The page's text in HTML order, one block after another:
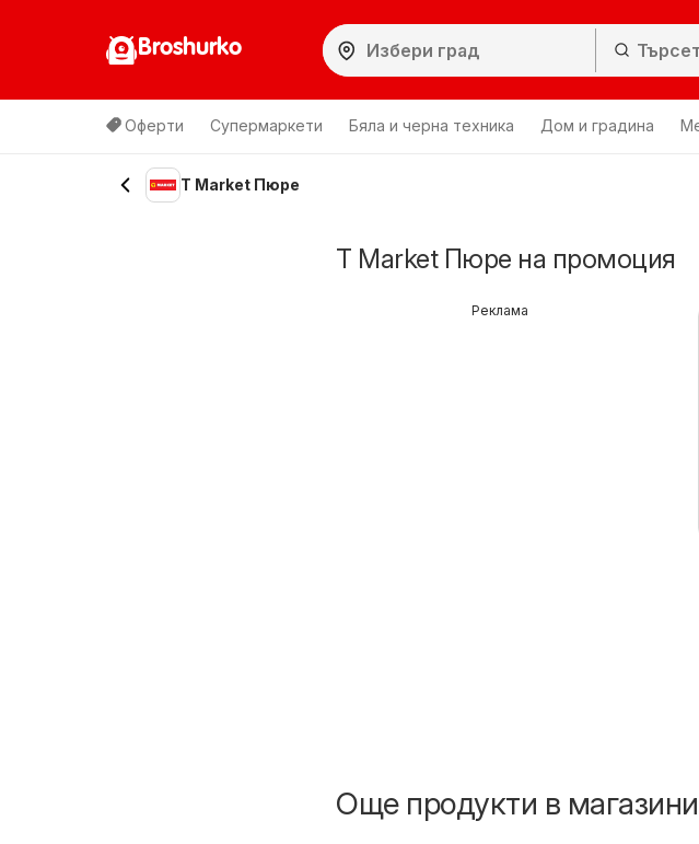
Broshurko
Оферти Супермаркети Бяла и черна техника Дом и градина
T Market Пюре
T Market Пюре на промоция
Реклама
Още продукти в